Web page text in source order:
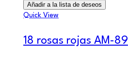
Añadir a la lista de deseos
Quick View
18 rosas rojas AM-89